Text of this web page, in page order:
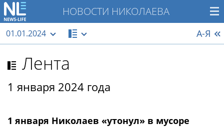
НОВОСТИ НИКОЛАЕВА
01.01.2024 А-Я
Лента
1 января 2024 года
1 января Николаев «утонул» в мусоре